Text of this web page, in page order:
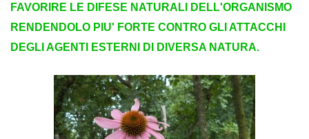
FAVORIRE LE DIFESE NATURALI DELL'ORGANISMO
RENDENDOLO PIU' FORTE CONTRO GLI ATTACCHI
DEGLI AGENTI ESTERNI DI DIVERSA NATURA.